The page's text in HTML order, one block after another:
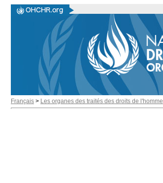
Français > Les organes des traités des droits de l'homme